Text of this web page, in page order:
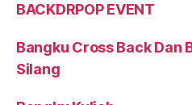
BACKDRPOP EVENT
Bangku Cross Back Dan
Silang